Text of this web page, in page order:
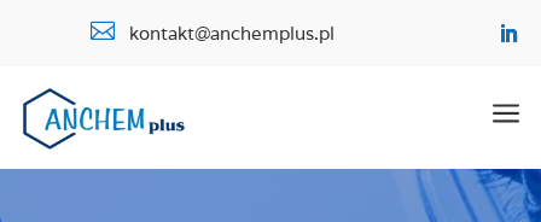
 kontakt@anchemplus.pl
a